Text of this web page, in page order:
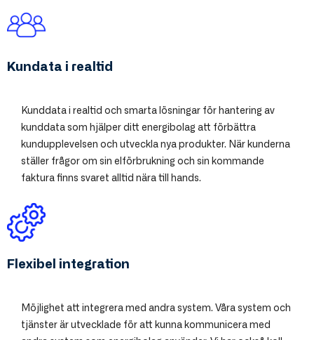
Kundata i realtid
Kunddata i realtid och smarta lösningar för hantering av
kunddata som hjälper ditt energibolag att förbättra
kundupplevelsen och utveckla nya produkter. När kunderna
ställer frågor om sin elförbrukning och sin kommande
faktura finns svaret alltid nära till hands.
Flexibel integration
Möjlighet att integrera med andra system. Våra system och
tjänster är utvecklade för att kunna kommunicera med